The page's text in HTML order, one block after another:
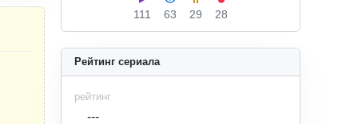
111 63 29 28
Рейтинг сериала
рейтинг
---